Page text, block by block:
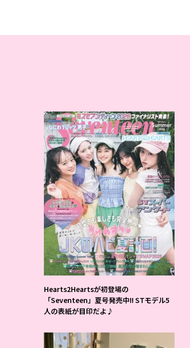
Hearts2Heartsが初登場の
「Seventeen」夏号発売中!! STモデル5
人の表紙が目印だよ♪